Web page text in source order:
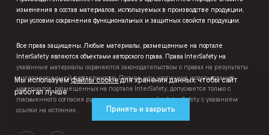
изменения в состав материалов, используемых в производстве продукции,
при условии сохранения функциональных и защитных свойств продукции.
Все права защищены. Любые материалы, размещенные на портале
InterSafety являются объектами авторского права. Права InterSafety на
указанные материалы охраняются законодательством о правах на результаты
интеллектуальной деятельности. Полное или частичное использование
материалов, размещенных на портале InterSafety, допускается только с
письменного согласия руководства маркетплейса InterSafety с указанием
ссылки на источник.
Мы используемфайлы cookieдля хранения данных, чтобы сайт
работал лучше
Принять и закрыть